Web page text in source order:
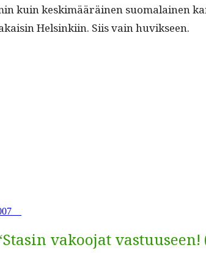
kuin keskimääräi­nen suo­ma­lainen
Helsinki­in. Siis vain huvikseen.
vakoojat vastuuseen!